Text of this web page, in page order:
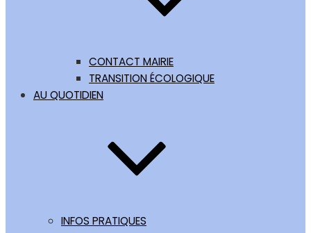
CONTACT MAIRIE
TRANSITION ÉCOLOGIQUE
AU QUOTIDIEN
INFOS PRATIQUES